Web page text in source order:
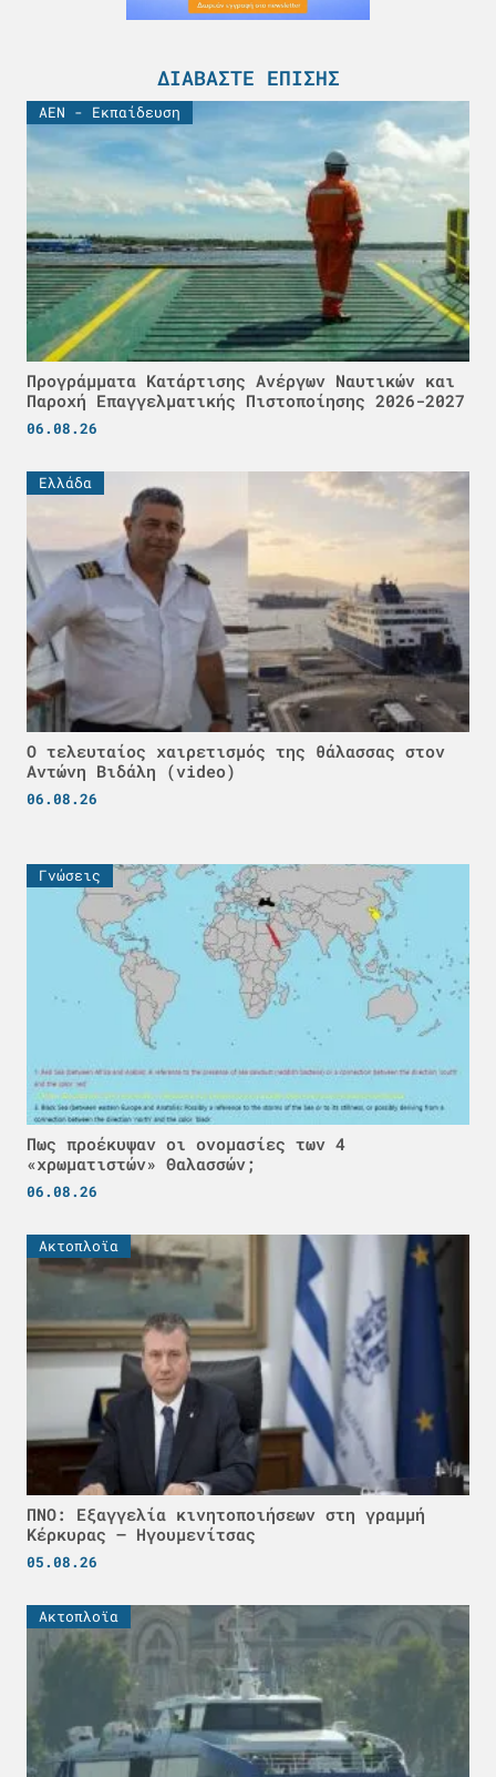
ΔΙΑΒΆΣΤΕ ΕΠΊΣΗΣ
ΑΕΝ - Εκπαίδευση
Προγράμματα Κατάρτισης Ανέργων Ναυτικών και
Παροχή Επαγγελματικής Πιστοποίησης 2026-2027
06.08.26
Ελλάδα
Ο τελευταίος χαιρετισμός της θάλασσας στον
Αντώνη Βιδάλη (video)
06.08.26
Γνώσεις
Πως προέκυψαν οι ονομασίες των 4
«χρωματιστών» Θαλασσών;
06.08.26
Ακτοπλοϊα
ΠΝΟ: Εξαγγελία κινητοποιήσεων στη γραμμή
Κέρκυρας – Ηγουμενίτσας
05.08.26
Ακτοπλοϊα